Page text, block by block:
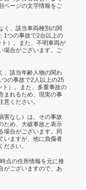
ページの文字情報をご
く、該当車両種別の関
1つの事故で2台以上の
）。また、不明車両が
場合がございます。ご
、該当年齢人物の関わ
の事故で2人以上の25
ト）。また、多重事故の
まれるため、現実の事
ください。
害なし）は、その事故
ため、大破事故と表示
場合がございます。同
いますが、他に負傷者
さい。
点の住所情報を元に推
がございますので、あ